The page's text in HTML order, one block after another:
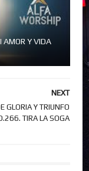
AMOR Y VIDA
NEXT
GLORIA Y TRIUNFO
TIRA LA SOGA